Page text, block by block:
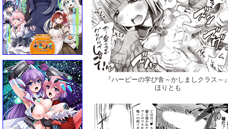
『ハーピーの学び舎～かしましクラス～
ほりとも